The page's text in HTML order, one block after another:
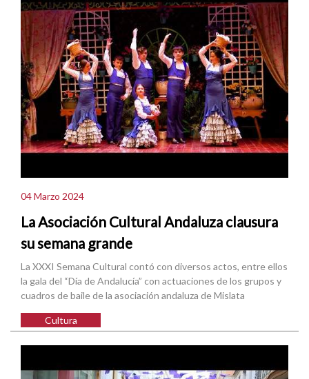
04 Marzo 2024
La Asociación Cultural Andaluza clausura
su semana grande
La XXXI Semana Cultural contó con diversos actos, entre ellos
la gala del “Día de Andalucía” con actuaciones de los grupos y
cuadros de baile de la asociación andaluza de Mislata
Cultura